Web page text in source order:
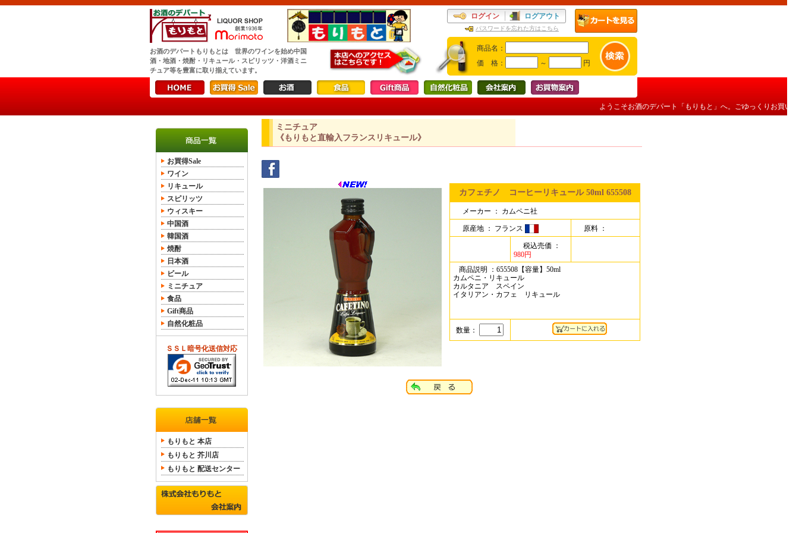
お酒のデパートもりもとは 世界のワインを始め中国
酒・地酒・焼酎・リキュール・スピリッツ・洋酒ミニ
チュア等を豊富に取り揃えています。
ログイン ログアウト
パスワードを忘れた方はこちら
商品名：
価 格：
～ 円
ようこそお酒のデパート「もりもと」へ。ごゆっくりお買い物を
お買得Sale
ワイン
リキュール
スピリッツ
ウィスキー
中国酒
韓国酒
焼酎
日本酒
ビール
ミニチュア
食品
Gift商品
自然化粧品
ＳＳＬ暗号化送信対応
もりもと 本店
もりもと 芥川店
もりもと 配送センター
ミニチュア
《もりもと直輸入フランスリキュール》
カフェチノ コーヒーリキュール 50ml 655508
メーカー ： カムペニ社
原産地 ： フランス 原料 ：
税込売価 ：
980円
商品説明 ： 655508【容量】50ml
カムペニ・リキュール
カルタニア スペイン
イタリアン・カフェ リキュール
数量：